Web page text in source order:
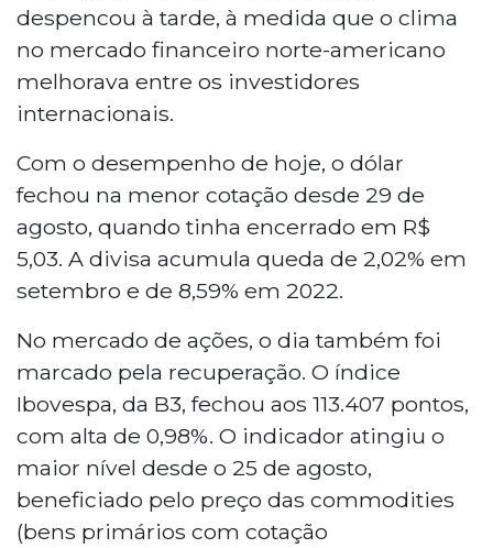
despencou à tarde, à medida que o clima
no mercado financeiro norte-americano
melhorava entre os investidores
internacionais.
Com o desempenho de hoje, o dólar
fechou na menor cotação desde 29 de
agosto, quando tinha encerrado em R$
5,03. A divisa acumula queda de 2,02% em
setembro e de 8,59% em 2022.
No mercado de ações, o dia também foi
marcado pela recuperação. O índice
Ibovespa, da B3, fechou aos 113.407 pontos,
com alta de 0,98%. O indicador atingiu o
maior nível desde o 25 de agosto,
beneficiado pelo preço das commodities
(bens primários com cotação